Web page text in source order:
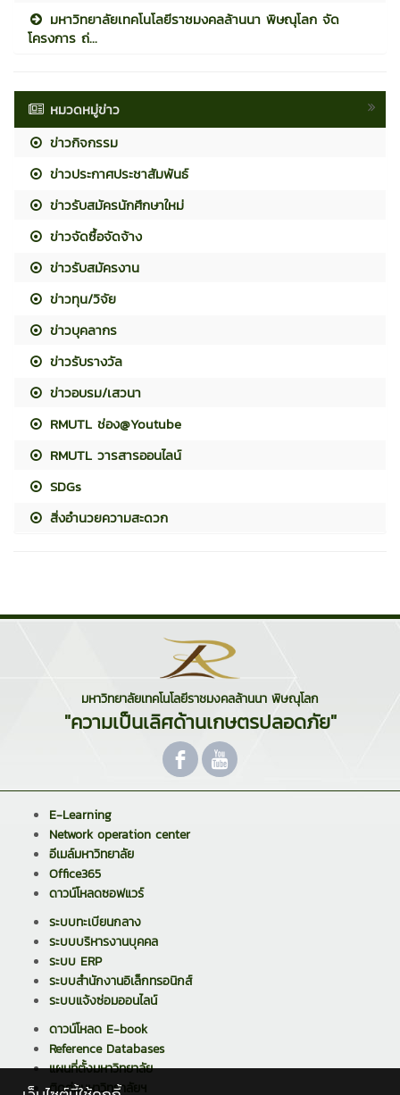
มหาวิทยาลัยเทคโนโลยีราชมงคลล้านนา พิษณุโลก จัด
โครงการ ถ่...
หมวดหมู่ข่าว
ข่าวกิจกรรม
ข่าวประกาศประชาสัมพันธ์
ข่าวรับสมัครนักศึกษาใหม่
ข่าวจัดซื้อจัดจ้าง
ข่าวรับสมัครงาน
ข่าวทุน/วิจัย
ข่าวบุคลากร
ข่าวรับรางวัล
ข่าวอบรม/เสวนา
RMUTL ช่อง@Youtube
RMUTL วารสารออนไลน์
SDGs
สิ่งอำนวยความสะดวก
มหาวิทยาลัยเทคโนโลยีราชมงคลล้านนา พิษณุโลก
"ความเป็นเลิศด้านเกษตรปลอดภัย"
E-Learning
Network operation center
อีเมล์มหาวิทยาลัย
Office365
ดาวน์โหลดซอฟแวร์
ระบบทะเบียนกลาง
ระบบบริหารงานบุคคล
ระบบ ERP
ระบบสำนักงานอิเล็กทรอนิกส์
ระบบแจ้งซ่อมออนไลน์
ดาวน์โหลด E-book
Reference Databases
แผนที่ตั้งมหาวิทยาลัย
ติดต่อมหาวิทยาลัยฯ